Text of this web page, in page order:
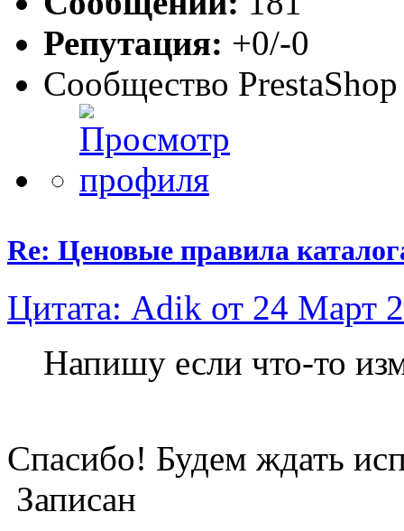
Репутация: +0/-0
Сообщество PrestaShop
Re: Ценовые правила
Цитата: Adik от 24 Март
Напишу если что-то
Спасибо! Будем ждать
Записан